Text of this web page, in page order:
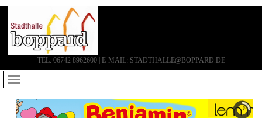
TEL. 06742 8962600 | E-MAIL: STADTHALLE@BOPPARD.DE